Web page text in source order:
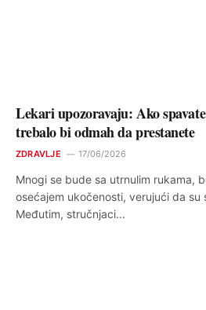
Lekari upozoravaju: Ako
trebalo bi odmah da prestanete
ZDRAVLJE 17/06/2026
Mnogi se bude sa utrnulim rukama,
osećajem ukočenosti, verujući da su
Međutim, stručnjaci…